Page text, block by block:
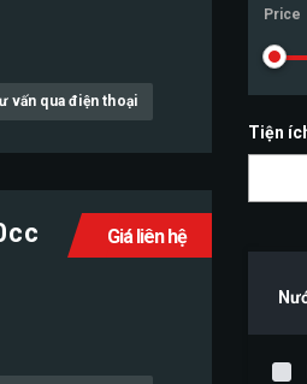
Price
Tiện
vấn qua điện thoại
Giá liên hệ